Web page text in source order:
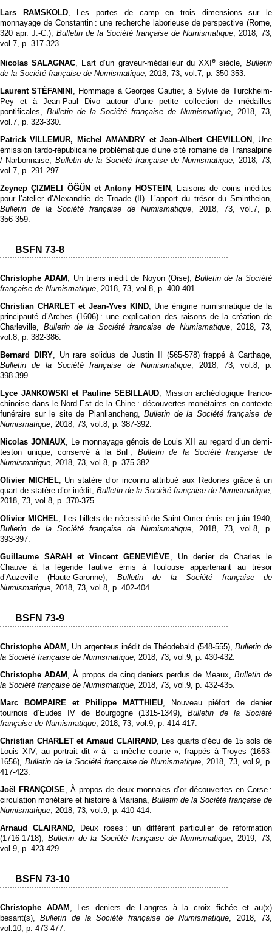
Lars RAMSKOLD, Les portes de camp en trois dimensions sur le
monnayage de Constantin : une recherche laborieuse de perspective (Rome,
320 apr. J.-C.), Bulletin de la Société française de Numismatique , 2018, 73,
vol.7, p. 317‑323.
Nicolas SALAGNAC, L’art d’un graveur-médailleur du XXI esiècle, Bulletin
de la Société française de Numismatique, 2018, 73, vol.7, p. 350‑353.
Laurent STÉFANINI , Hommage à Georges Gautier, à Sylvie de Turckheim-
Pey et à Jean-Paul Divo autour d’une petite collection de médailles
pontificales, Bulletin de la Société française de Numismatique, 2018, 73,
vol.7, p. 323‑330.
Patrick VILLEMUR, Michel AMANDRY et Jean-Albert CHEVILLON , Une
émission tardo-républicaine problématique d’une cité romaine de Transalpine
/ Narbonnaise, Bulletin de la Société française de Numismatique, 2018, 73,
vol.7, p. 291‑297.
Zeynep ÇIZMELI ÖĞÜN et Antony HOSTEIN , Liaisons de coins inédites
pour l’atelier d’Alexandrie de Troade (II). L’apport du trésor du Smintheion,
Bulletin de la Société française de Numismatique, 2018, 73, vol.7, p.
356‑359.
BSFN 73-8
Christophe ADAM , Un triens inédit de Noyon (Oise),Bulletin de la Société
française de Numismatique, 2018, 73, vol.8, p. 400‑401.
Christian CHARLET et Jean-Yves KIND, Une énigme numismatique de la
principauté d’Arches (1606) : une explication des raisons de la création de
Charleville, Bulletin de la Société française de Numismatique, 2018, 73,
vol.8, p. 382‑386.
Bernard DIRY, Un rare solidus de Justin II (565-578) frappé à Carthage,
Bulletin de la Société française de Numismatique, 2018, 73, vol.8, p.
398‑399.
Lyce JANKOWSKI et Pauline SEBILLAUD, Mission archéologique franco-
chinoise dans le Nord-Est de la Chine : découvertes monétaires en contexte
funéraire sur le site de Pianliancheng,Bulletin de la Société française de
Numismatique, 2018, 73, vol.8, p. 387‑392.
Nicolas JONIAUX, Le monnayage génois de Louis XII au regard d’un demi-
teston unique, conservé à la BnF, Bulletin de la Société française de
Numismatique, 2018, 73, vol.8, p. 375‑382.
Olivier MICHEL, Un statère d’or inconnu attribué aux Redones grâce à un
quart de statère d’or inédit, Bulletin de la Société française de Numismatique,
2018, 73, vol.8, p. 370‑375.
Olivier MICHEL, Les billets de nécessité de Saint-Omer émis en juin 1940,
Bulletin de la Société française de Numismatique, 2018, 73, vol.8, p.
393‑397.
Guillaume SARAH et Vincent GENEVIÈVE, Un denier de Charles le
Chauve à la légende fautive émis à Toulouse appartenant au trésor
d’Auzeville (Haute-Garonne), Bulletin de la Société française de
Numismatique, 2018, 73, vol.8, p. 402‑404.
BSFN 73-9
Christophe ADAM , Un argenteus inédit de Théodebald (548-555), Bulletin de
la Société française de Numismatique, 2018, 73, vol.9, p. 430‑432.
Christophe ADAM , À propos de cinq deniers perdus de Meaux, Bulletin de
la Société française de Numismatique, 2018, 73, vol.9, p. 432‑435.
Marc BOMPAIRE et Philippe MATTHIEU, Nouveau piéfort de denier
tournois d’Eudes IV de Bourgogne (1315-1349),Bulletin de la Société
française de Numismatique, 2018, 73, vol.9, p. 414‑417.
Christian CHARLET et Arnaud CLAIRAND, Les quarts d’écu de 15 sols de
Louis XIV, au portrait dit « à a mèche courte », frappés à Troyes (1653-
1656), Bulletin de la Société française de Numismatique, 2018, 73, vol.9, p.
417‑423.
Joël FRANÇOISE, À propos de deux monnaies d’or découvertes en Corse :
circulation monétaire et histoire à Mariana, Bulletin de la Société française de
Numismatique, 2018, 73, vol.9, p. 410‑414.
Arnaud CLAIRAND, Deux roses : un différent particulier de réformation
(1716-1718), Bulletin de la Société française de Numismatique, 2019, 73,
vol.9, p. 423‑429.
BSFN 73-10
Christophe ADAM , Les deniers de Langres à la croix fichée et au(x)
besant(s),Bulletin de la Société française de Numismatique, 2018, 73,
vol.10, p. 473‑477.